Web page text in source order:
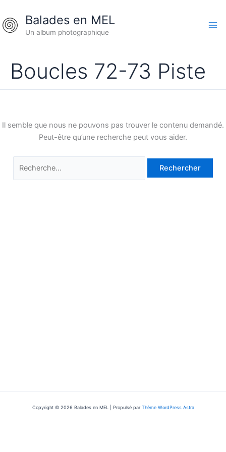
au
contenu
Balades en MEL
Un album photographique
Boucles 72-73 Piste
Il semble que nous ne pouvons pas trouver le contenu demandé.
Peut-être qu’une recherche peut vous aider.
Copyright © 2026 Balades en MEL | Propulsé parThème WordPress Astra